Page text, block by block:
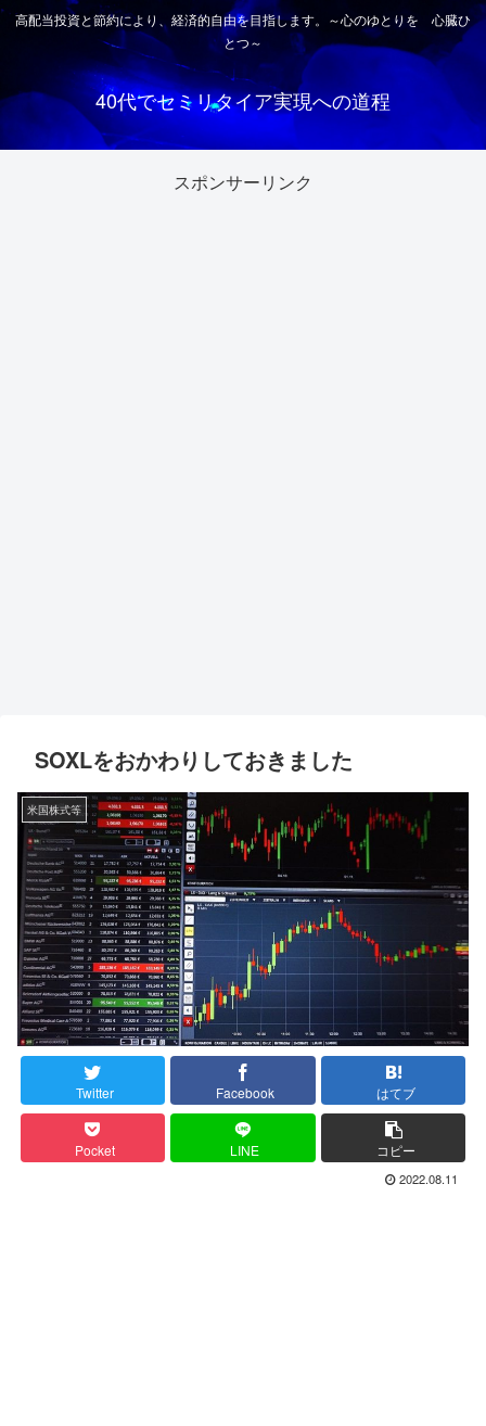
高配当投資と節約により、経済的自由を目指します。～心のゆとりを 心臓ひ
とつ～
40代でセミリタイア実現への道程
スポンサーリンク
SOXLをおかわりしておきました
米国株式等
Twitter Facebook はてブ
Pocket LINE コピー
2022.08.11